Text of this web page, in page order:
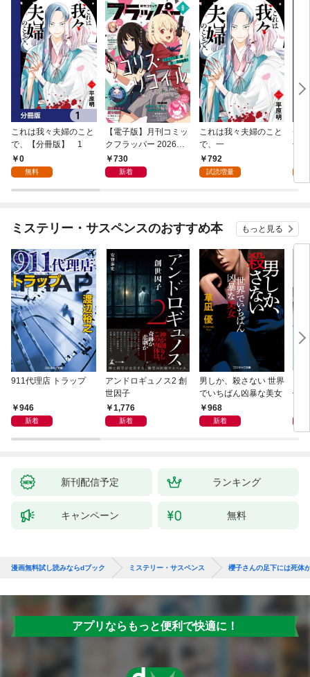
これは我々夫婦のこと
で、【分冊版】 1
0
無料
【電子版】月刊コミッ
クフラッパー 2026年9
月号730
新着
これは我々夫婦のこと
で、一
792
試読増量
チ
冊
ミステリー・サスペンスのおすすめ本 もっと見る
911代理店 トラップ
946
新着
アンドロギュノス2 創
世因子
1,776
新着
男しか、殺さない 世界
でいちばん凶暴な美女
968
新着
件
新刊配信予定 ランキング
キャンペーン 無料
漫画無料試し読みならdブック ミステリー・サスペンス 櫻子さんの足下には死体
アプリならもっと便利で快適に！